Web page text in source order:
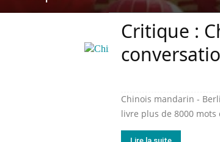
Critique :
Chinois mandarin -
livre plus de 8000 mots